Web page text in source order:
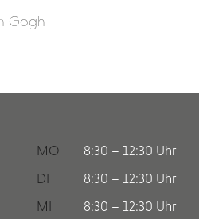
Gogh
MO
8:30 – 12:30 Uhr
DI
8:30 – 12:30 Uhr
MI
8:30 – 12:30 Uhr